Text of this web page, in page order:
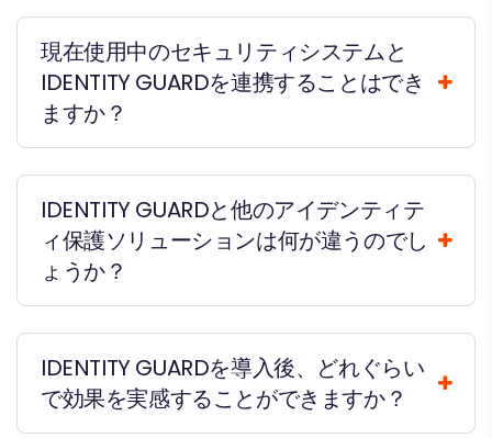
現在使用中のセキュリティシステムと
IDENTITY GUARDを連携することはでき
ますか？
IDENTITY GUARDと他のアイデンティテ
ィ保護ソリューションは何が違うのでし
ょうか？
IDENTITY GUARDを導入後、どれぐらい
で効果を実感することができますか？